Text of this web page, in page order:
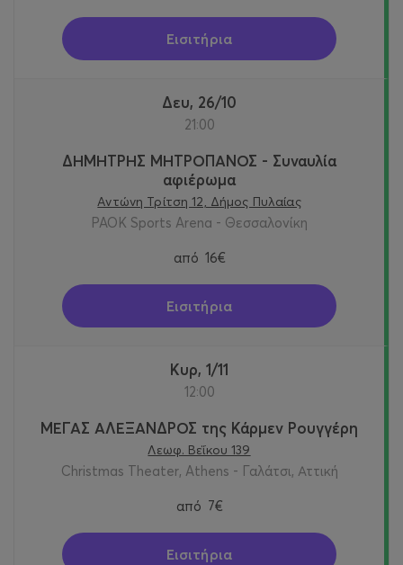
Εισιτήρια
Δευ, 26/10
21:00
ΔΗΜΗΤΡΗΣ ΜΗΤΡΟΠΑΝΟΣ - Συναυλία
αφιέρωμα
Αντώνη Τρίτση 12, Δήμος Πυλαίας
PAOK Sports Arena - Θεσσαλονίκη
από 16€
Εισιτήρια
Κυρ, 1/11
12:00
ΜΕΓΑΣ ΑΛΕΞΑΝΔΡΟΣ της Κάρμεν Ρουγγέρη
Λεωφ. Βεΐκου 139
Christmas Theater, Athens - Γαλάτσι, Αττική
από 7€
Εισιτήρια